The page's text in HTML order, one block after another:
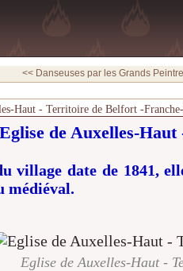
<< Danseuses par les Grands
Haut - Territoire de Belfort -
Eglise de Auxelles-
village date de 1841,
médiéval.
Eglise de Auxelles-Haut -